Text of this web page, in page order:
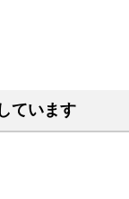
ています